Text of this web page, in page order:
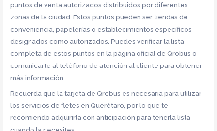
puntos de venta autorizados distribuidos por diferentes
zonas de la ciudad. Estos puntos pueden ser tiendas de
conveniencia, papelerías o establecimientos específicos
designados como autorizados. Puedes verificar la lista
completa de estos puntos en la página oficial de Qrobus o
comunicarte al teléfono de atención al cliente para obtener
más información.
Recuerda que la tarjeta de Qrobus es necesaria para utilizar
los servicios de fletes en Querétaro, por lo que te
recomiendo adquirirla con anticipación para tenerla lista